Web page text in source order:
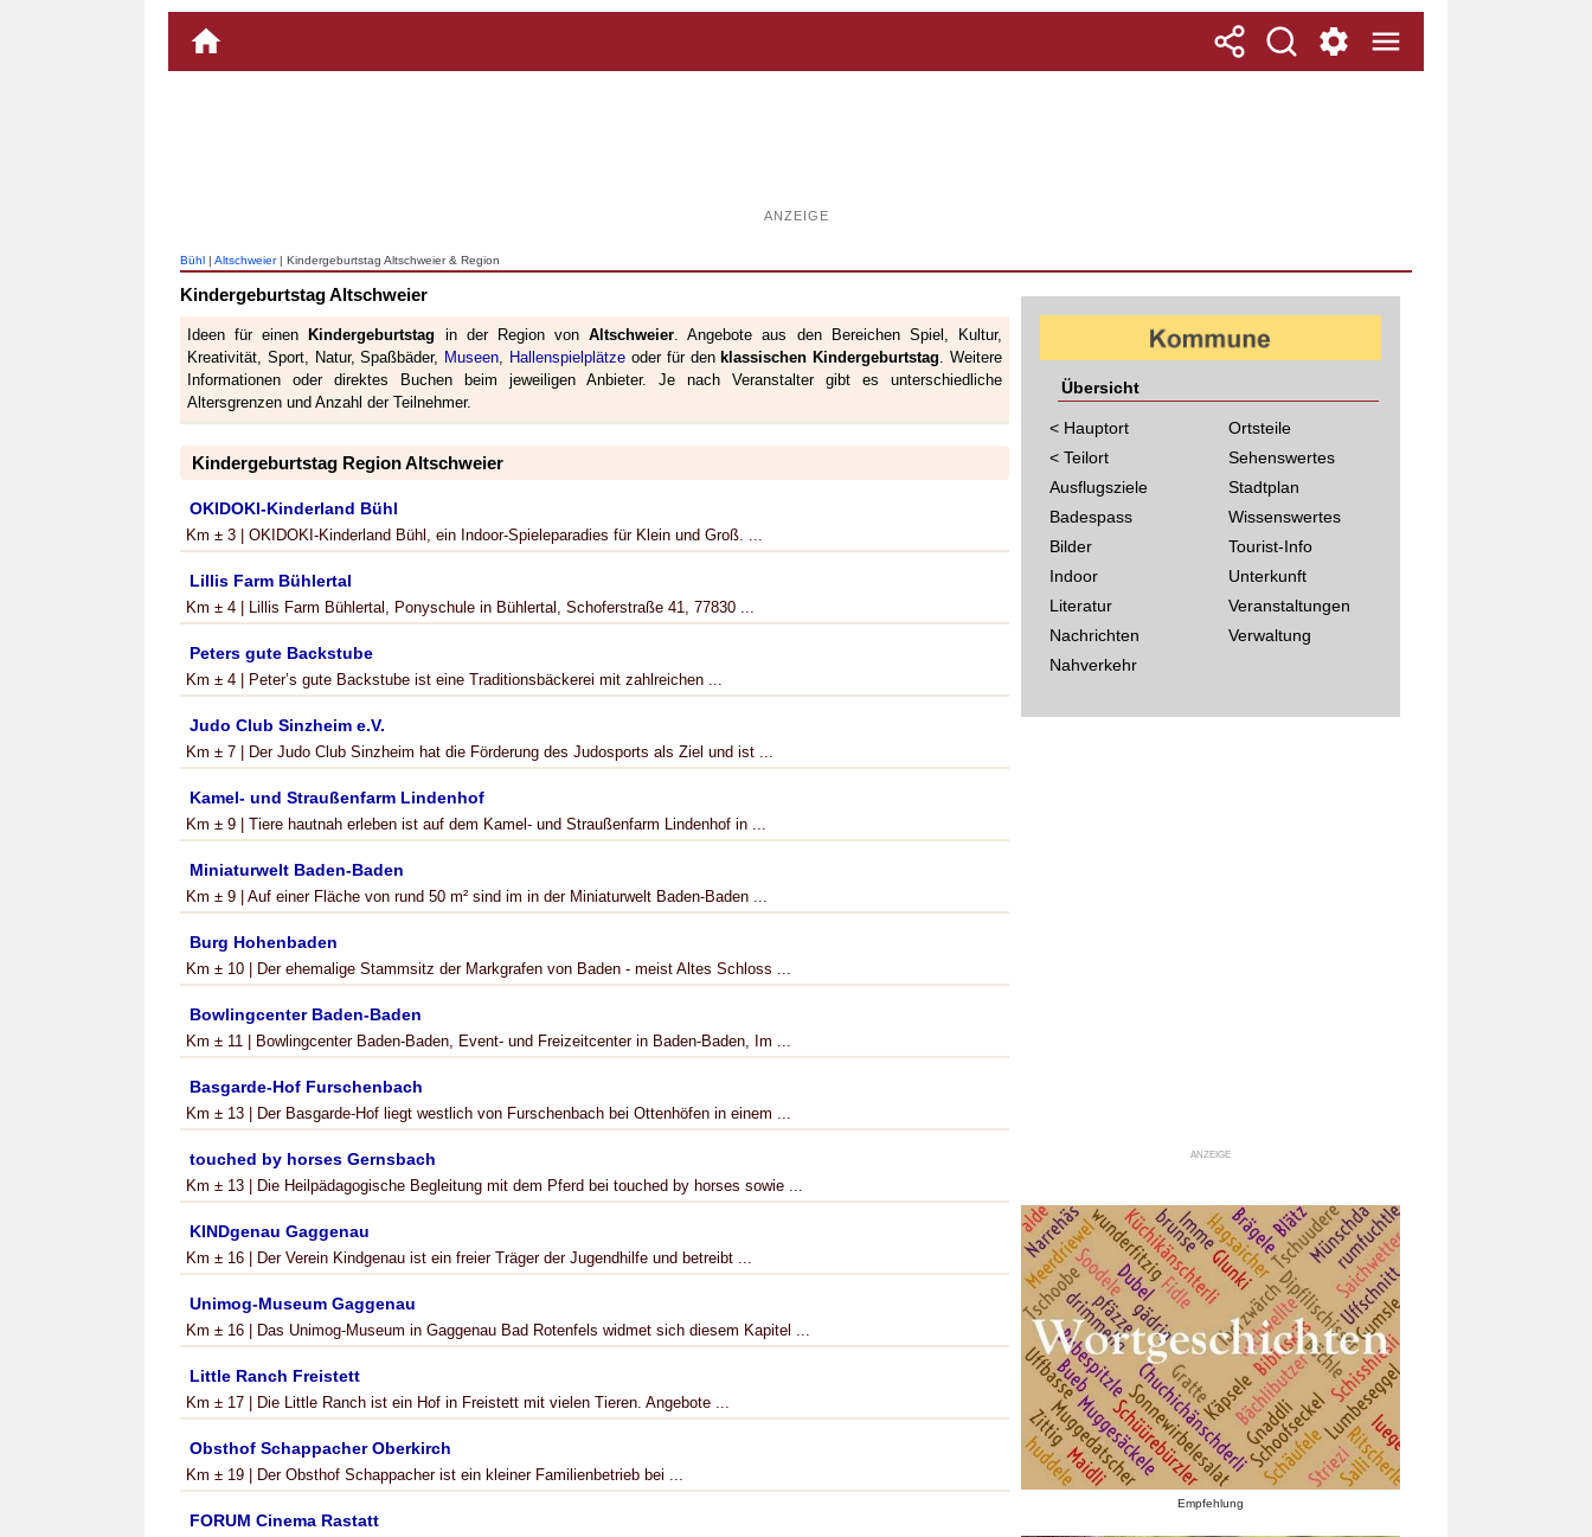
ANZEIGE
Bühl | Altschweier| Kindergeburtstag Altschweier & Region
Kindergeburtstag Altschweier
Ideen für einen Kindergeburtstag in der Region vonAltschweier. Angebote aus den Bereichen Spiel, Kultur,
Kreativität, Sport, Natur, Spaßbäder, Museen, Hallenspielplätze oder für den klassischen Kindergeburtstag. Weitere
Informationen oder direktes Buchen beim jeweiligen Anbieter. Je nach Veranstalter gibt es unterschiedliche
Altersgrenzen und Anzahl der Teilnehmer.
Kindergeburtstag Region Altschweier
OKIDOKI-Kinderland Bühl
Km ± 3 | OKIDOKI-Kinderland Bühl, ein Indoor-Spieleparadies für Klein und Groß. ...
Lillis Farm Bühlertal
Km ± 4 | Lillis Farm Bühlertal, Ponyschule in Bühlertal, Schoferstraße 41, 77830 ...
Peters gute Backstube
Km ± 4 | Peter’s gute Backstube ist eine Traditionsbäckerei mit zahlreichen ...
Judo Club Sinzheim e.V.
Km ± 7 | Der Judo Club Sinzheim hat die Förderung des Judosports als Ziel und ist ...
Kamel- und Straußenfarm Lindenhof
Km ± 9 | Tiere hautnah erleben ist auf dem Kamel- und Straußenfarm Lindenhof in ...
Miniaturwelt Baden-Baden
Km ± 9 | Auf einer Fläche von rund 50 m² sind im in der Miniaturwelt Baden-Baden ...
Burg Hohenbaden
Km ± 10 | Der ehemalige Stammsitz der Markgrafen von Baden - meist Altes Schloss ...
Bowlingcenter Baden-Baden
Km ± 11 | Bowlingcenter Baden-Baden, Event- und Freizeitcenter in Baden-Baden, Im ...
Basgarde-Hof Furschenbach
Km ± 13 | Der Basgarde-Hof liegt westlich von Furschenbach bei Ottenhöfen in einem ...
touched by horses Gernsbach
Km ± 13 | Die Heilpädagogische Begleitung mit dem Pferd bei touched by horses sowie ...
KINDgenau Gaggenau
Km ± 16 | Der Verein Kindgenau ist ein freier Träger der Jugendhilfe und betreibt ...
Unimog-Museum Gaggenau
Km ± 16 | Das Unimog-Museum in Gaggenau Bad Rotenfels widmet sich diesem Kapitel ...
Little Ranch Freistett
Km ± 17 | Die Little Ranch ist ein Hof in Freistett mit vielen Tieren. Angebote ...
Obsthof Schappacher Oberkirch
Km ± 19 | Der Obsthof Schappacher ist ein kleiner Familienbetrieb bei ...
FORUM Cinema Rastatt
Übersicht
< Hauptort
< Teilort
Ausflugsziele
Badespass
Bilder
Indoor
Literatur
Nachrichten
Nahverkehr
Ortsteile
Sehenswertes
Stadtplan
Wissenswertes
Tourist-Info
Unterkunft
Veranstaltungen
Verwaltung
ANZEIGE
Empfehlung